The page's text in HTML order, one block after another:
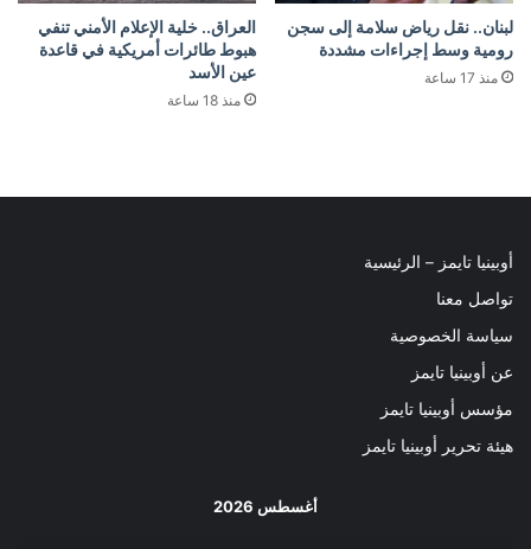
لبنان.. نقل رياض سلامة إلى سجن
رومية وسط إجراءات مشددة
منذ 17 ساعة
العراق.. خلية الإعلام الأمني تنفي
هبوط طائرات أمريكية في قاعدة
عين الأسد
منذ 18 ساعة
أوبينيا تايمز – الرئيسية
تواصل معنا
سياسة الخصوصية
عن أوبينيا تايمز
مؤسس أوبينيا تايمز
هيئة تحرير أوبينيا تايمز
أغسطس 2026